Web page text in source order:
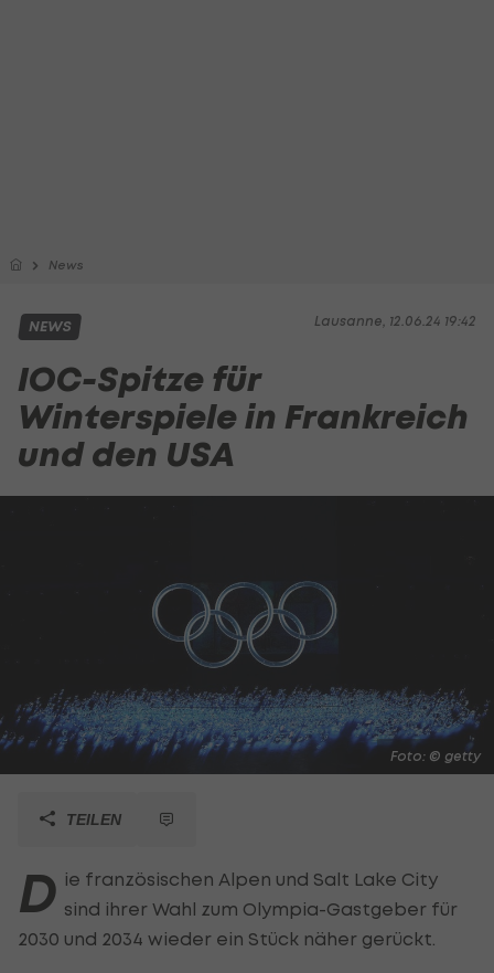
News
Lausanne, 12.06.24 19:42
NEWS
IOC-Spitze für
Winterspiele in Frankreich
und den USA
Foto: © getty
TEILEN
D ie französischen Alpen und Salt Lake City
sind ihrer Wahl zum Olympia-Gastgeber für
2030 und 2034 wieder ein Stück näher gerückt.